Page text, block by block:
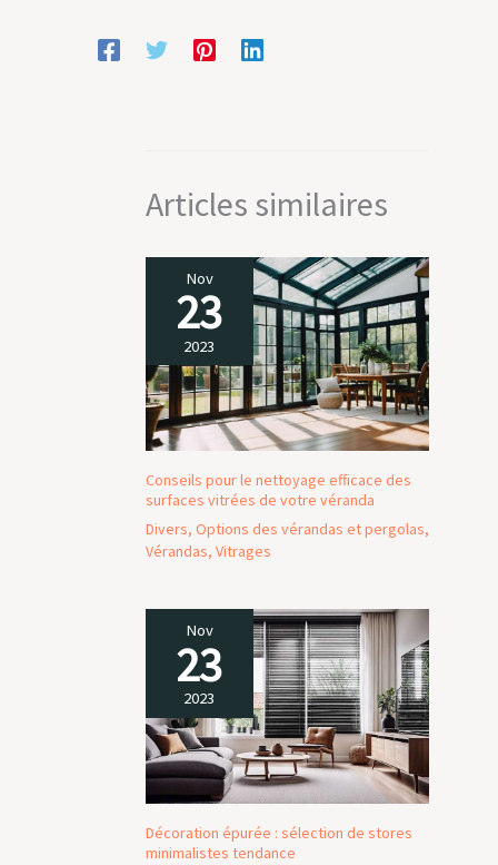
Articles similaires
Nov
23
2023
Conseils pour le nettoyage efficace des
surfaces vitrées de votre véranda
Divers, Options des vérandas et pergolas,
Vérandas, Vitrages
Nov
23
2023
Décoration épurée : sélection de stores
minimalistes tendance